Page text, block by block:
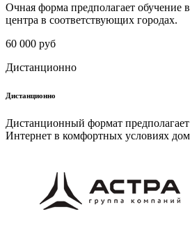
Очная форма предполагает обучение
центра в соответствующих городах.
60 000 руб
Дистанционно
Дистанционно
Дистанционный формат предполагает
Интернет в комфортных условиях